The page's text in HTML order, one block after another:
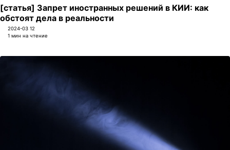
[статья] Запрет иностранных решений в КИИ: как
обстоят дела в реальности
2024-03 12
1 мин на чтение